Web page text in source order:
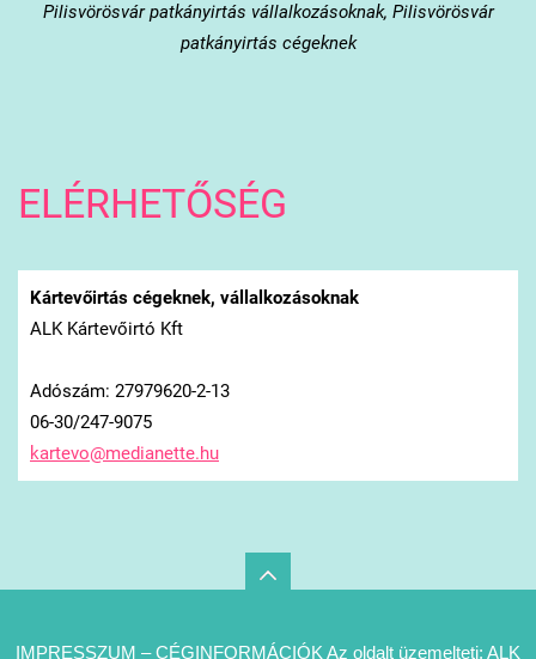
Pilisvörösvár patkányirtás vállalkozásoknak, Pilisvörösvár
patkányirtás cégeknek
ELÉRHETŐSÉG
Kártevőirtás cégeknek, vállalkozásoknak
ALK Kártevőirtó Kft
Adószám: 27979620-2-13
06-30/247-9075
kartevo@medianette.hu
IMPRESSZUM – CÉGINFORMÁCIÓK Az oldalt üzemelteti: ALK